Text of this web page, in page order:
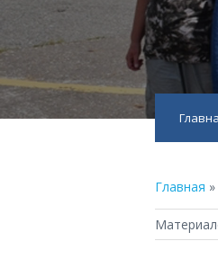
Главная »